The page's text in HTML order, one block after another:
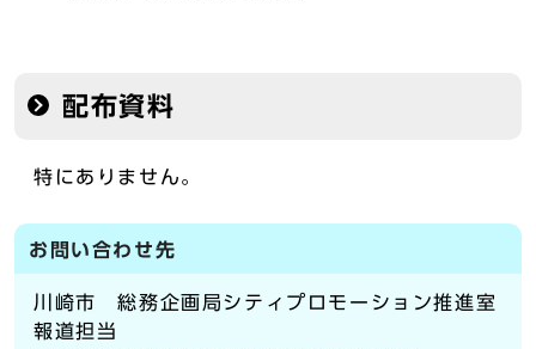
配布資料
特にありません。
お問い合わせ先
川崎市 総務企画局シティプロモーション推進室
報道担当